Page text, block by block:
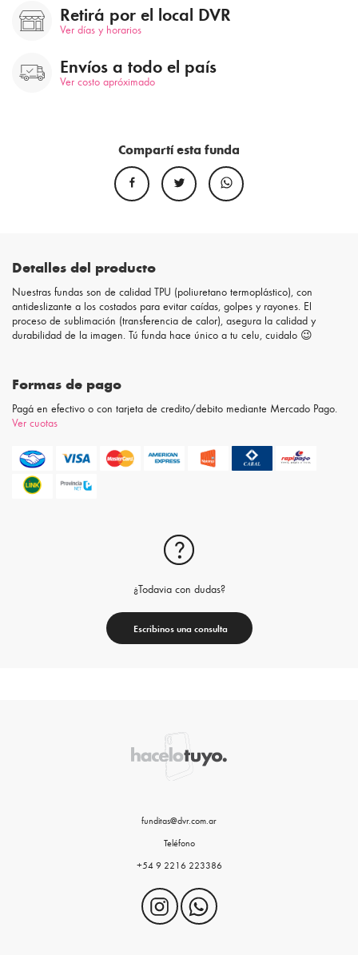
Retirá por el local DVR
Ver días y horarios
Envíos a todo el país
Ver costo apróximado
Compartí esta funda
Detalles del producto
Nuestras fundas son de calidad TPU (poliuretano termoplástico), con
antideslizante a los costados para evitar caídas, golpes y rayones. El
proceso de sublimación (transferencia de calor), asegura la calidad y
durabilidad de la imagen. Tú funda hace único a tu celu, cuidalo 😉
Formas de pago
Pagá en efectivo o con tarjeta de credito/debito mediante Mercado Pago.
Ver cuotas
¿Todavia con dudas?
Escribinos una consulta
funditas@dvr.com.ar
Teléfono
+54 9 2216 223386